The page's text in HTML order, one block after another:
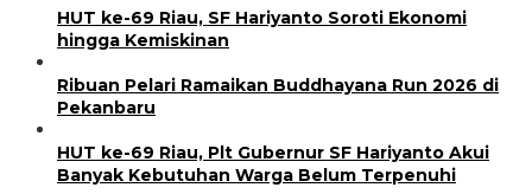
HUT ke-69 Riau, SF Hariyanto Soroti Ekonomi
hingga Kemiskinan
Ribuan Pelari Ramaikan Buddhayana Run 2026 di
Pekanbaru
HUT ke-69 Riau, Plt Gubernur SF Hariyanto Akui
Banyak Kebutuhan Warga Belum Terpenuhi